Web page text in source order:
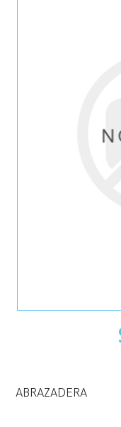
ABRAZADERA